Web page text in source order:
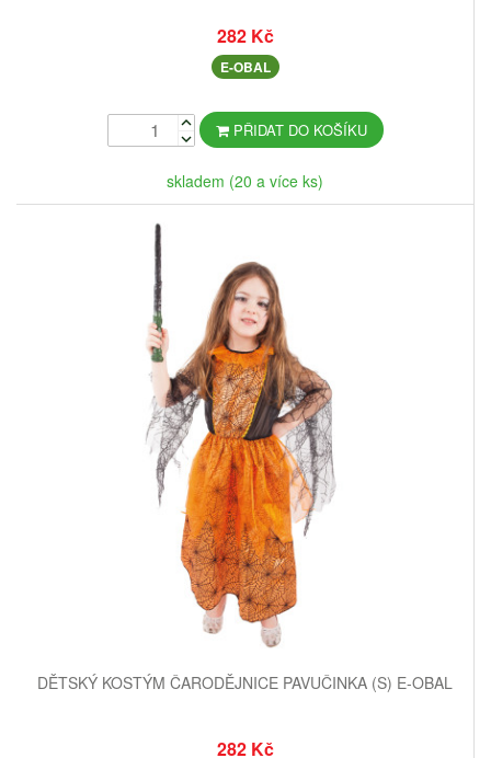
282 Kč
E-OBAL
PŘIDAT DO KOŠÍKU
skladem (20 a více ks)
DĚTSKÝ KOSTÝM ČARODĚJNICE PAVUČINKA (S) E-OBAL
282 Kč